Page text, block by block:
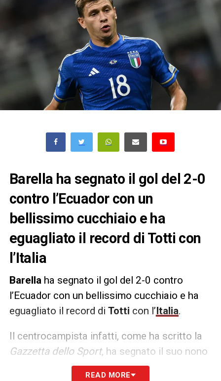
Barella ha segnato il gol del 2-0
contro l’Ecuador con un
bellissimo cucchiaio e ha
eguagliato il record di Totti con
l’Italia
Barella ha segnato il gol del 2-0 contro
l’Ecuador con un bellissimo cucchiaio e ha
eguagliato il record di Totti con l’Italia.
Il centrocampista infatti, come ha scritto la
Gazzetta dello Sport, ha segnato il suo nono
gol in azzurro proprio come l’ex capitano
READ MORE